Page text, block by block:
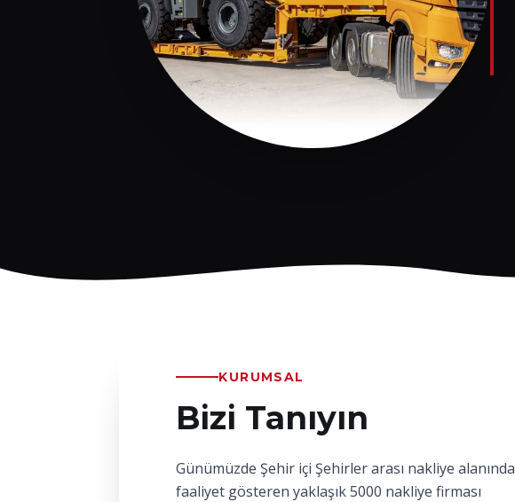
KURUMSAL
Bizi Tanıyın
Günümüzde Şehir içi Şehirler arası nakliye alanında
faaliyet gösteren yaklaşık 5000 nakliye firması